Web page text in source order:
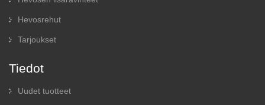
Hevosrehut
Tarjoukset
Tiedot
Uudet tuotteet